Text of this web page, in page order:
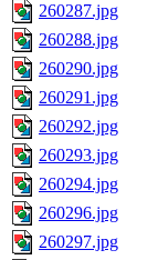
260287.jpg
260288.jpg
260290.jpg
260291.jpg
260292.jpg
260293.jpg
260294.jpg
260296.jpg
260297.jpg